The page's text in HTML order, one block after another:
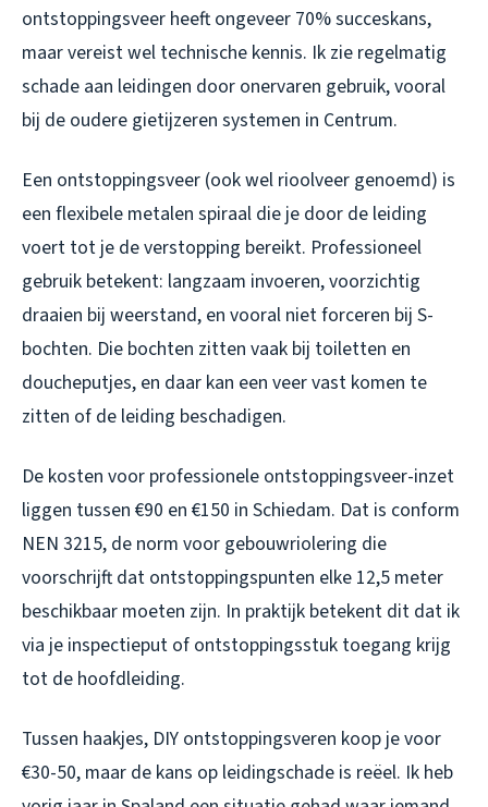
ontstoppingsveer heeft ongeveer 70% succeskans,
maar vereist wel technische kennis. Ik zie regelmatig
schade aan leidingen door onervaren gebruik, vooral
bij de oudere gietijzeren systemen in Centrum.
Een ontstoppingsveer (ook wel rioolveer genoemd) is
een flexibele metalen spiraal die je door de leiding
voert tot je de verstopping bereikt. Professioneel
gebruik betekent: langzaam invoeren, voorzichtig
draaien bij weerstand, en vooral niet forceren bij S-
bochten. Die bochten zitten vaak bij toiletten en
doucheputjes, en daar kan een veer vast komen te
zitten of de leiding beschadigen.
De kosten voor professionele ontstoppingsveer-inzet
liggen tussen €90 en €150 in Schiedam. Dat is conform
NEN 3215, de norm voor gebouwriolering die
voorschrijft dat ontstoppingspunten elke 12,5 meter
beschikbaar moeten zijn. In praktijk betekent dit dat ik
via je inspectieput of ontstoppingsstuk toegang krijg
tot de hoofdleiding.
Tussen haakjes, DIY ontstoppingsveren koop je voor
€30-50, maar de kans op leidingschade is reëel. Ik heb